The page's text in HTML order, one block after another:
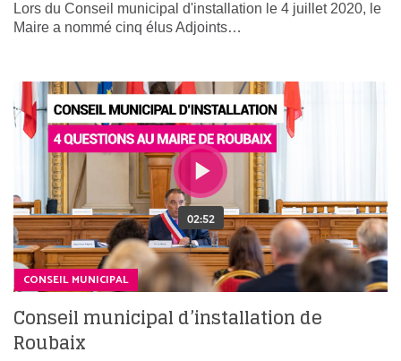
Lors du Conseil municipal d'installation le 4 juillet 2020, le
Maire a nommé cinq élus Adjoints…
CONSEIL MUNICIPAL
Conseil municipal d’installation de
Roubaix